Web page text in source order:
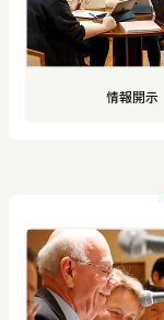
情報開示